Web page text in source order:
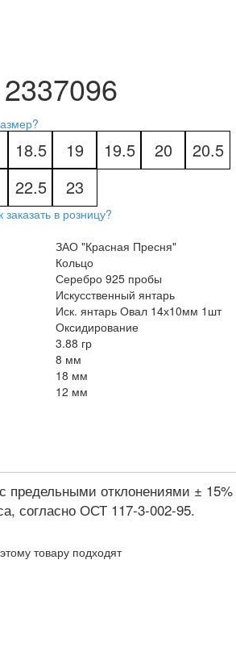
18.5 19 19.5 20
20.5
22.5 23
заказать в розницу?
ЗАО "Красная Пресня"
Кольцо
Серебро 925 пробы
Искусственный янтарь
Иск. янтарь Овал 14х10мм 1шт
Оксидирование
3.88 гр
8 мм
18 мм
12 мм
предельными отклонениями ± 15%
согласно ОСТ 117-3-002-95.
товару подходят